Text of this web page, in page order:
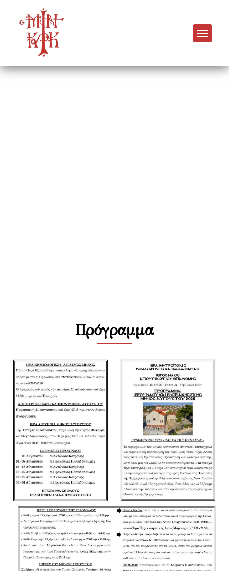
Ιερός Ναός Αγίου Γεωργίου
Επανομή
Πρόγραμμα